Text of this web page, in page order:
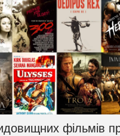
фільмів